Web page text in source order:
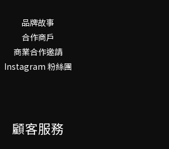
品牌故事
合作商戶
商業合作邀請
Instagram 粉絲團
顧客服務